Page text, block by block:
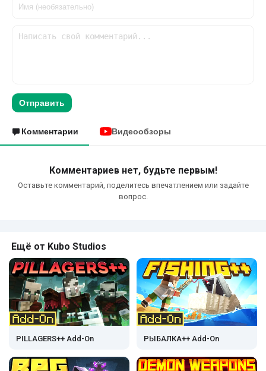
Отправить
Комментарии Видеообзоры
Комментариев нет, будьте первым!
Оставьте комментарий, поделитесь впечатлением или задайте
вопрос.
Ещё от Kubo Studios
PILLAGERS++ Add-On РЫБАЛКА++ Add-On